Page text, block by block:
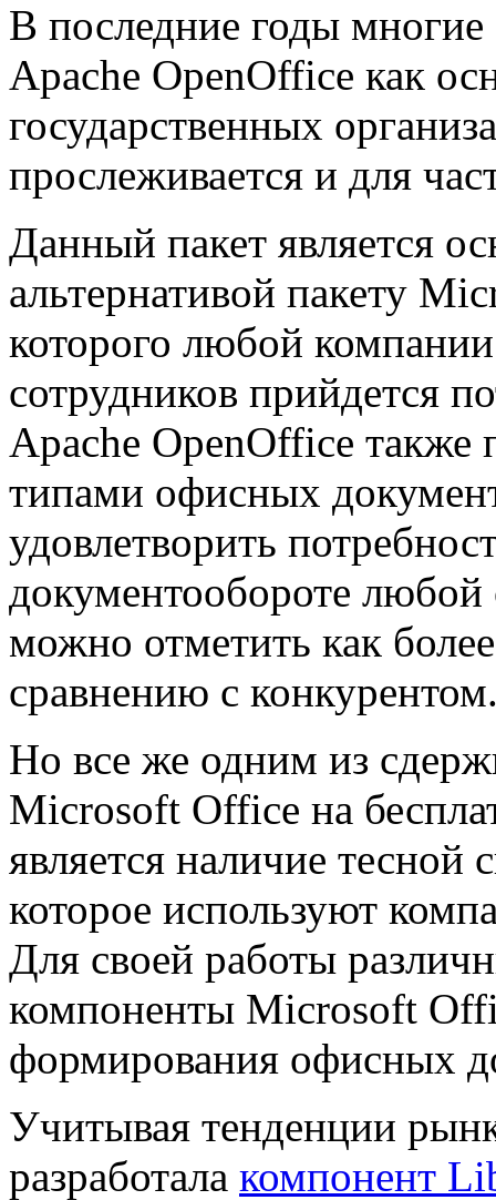
В последние годы
Apache OpenOffice как
государственных
прослеживается и для
Данный пакет является
альтернативой пакету
которого любой
сотрудников прийдется
Apache OpenOffice также
типами офисных
удовлетворить
документообороте любой
можно отметить как
сравнению с
Но все же одним из
Microsoft Office на
является наличие
которое используют
Для своей работы
компоненты Microsoft
формирования офисных
Учитывая тенденции
разработала компонент